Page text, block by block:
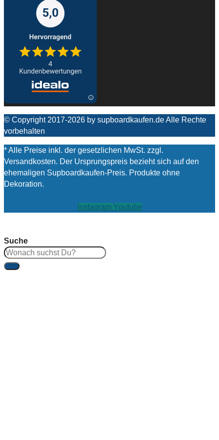
© Copyright 2017-2026 by supboardkaufen.de Alle Rechte
vorbehalten
* Alle Preise inkl. der gesetzlichen MwSt. zzgl.
Versandkosten. Der Ursprungspreis bezieht sich auf den
ehemaligen Supboardkaufen-Preis. Produkte ohne
Dekoration.
Instagram Youtube
Suche